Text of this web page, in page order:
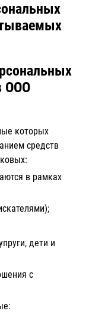
ООО
которых
средств
в рамках
дети и
с